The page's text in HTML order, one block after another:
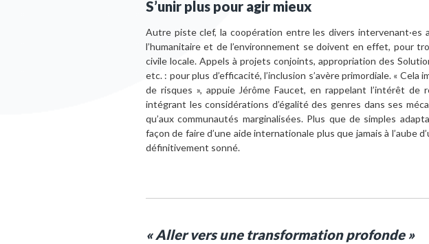
S’unir plus pour agir mieux
Autre piste clef, la coopération entre les divers
l’humanitaire et de l’environnement se doivent en effet, pour
civile locale. Appels à projets conjoints, appropriation des
etc. : pour plus d’efficacité, l’inclusion s’avère primordiale. «
de risques », appuie Jérôme Faucet, en rappelant l’intérêt
intégrant les considérations d’égalité des genres dans ses
qu’aux communautés marginalisées. Plus que de simples
façon de faire d’une aide internationale plus que jamais à l’aube
définitivement sonné.
« Aller vers une transformation profonde »